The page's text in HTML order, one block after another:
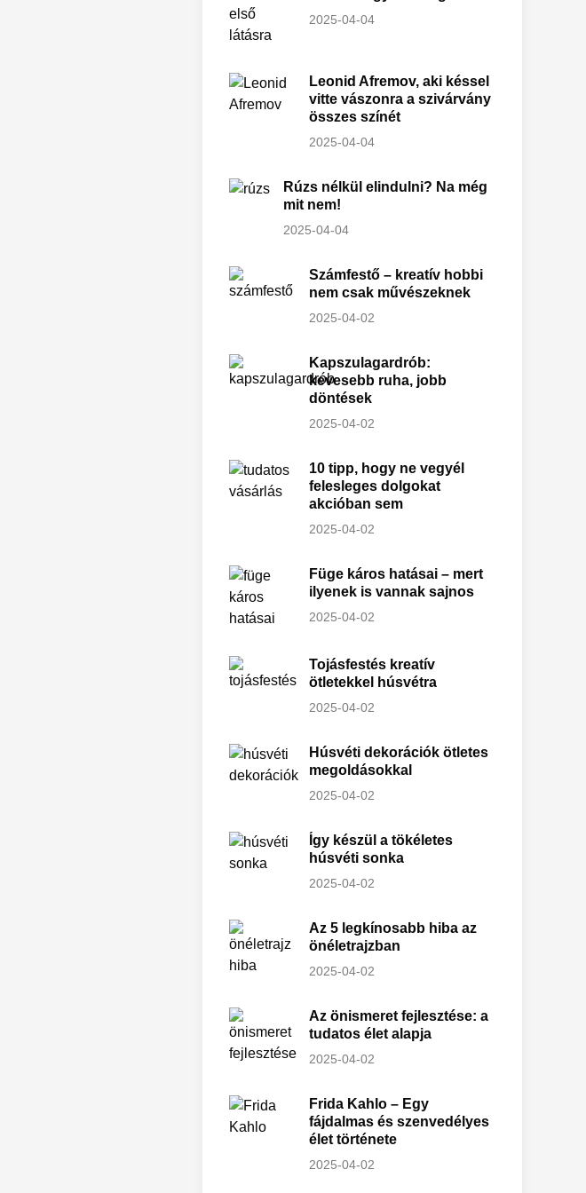
2025-04-04
Leonid Afremov, aki késsel
vitte vászonra a szivárvány
összes színét
2025-04-04
Rúzs nélkül elindulni? Na még
mit nem!
2025-04-04
Számfestő – kreatív hobbi
nem csak művészeknek
2025-04-02
Kapszulagardrób:
kevesebb ruha, jobb
döntések
2025-04-02
10 tipp, hogy ne vegyél
felesleges dolgokat
akcióban sem
2025-04-02
Füge káros hatásai – mert
ilyenek is vannak sajnos
2025-04-02
Tojásfestés kreatív
ötletekkel húsvétra
2025-04-02
Húsvéti dekorációk ötletes
megoldásokkal
2025-04-02
Így készül a tökéletes
húsvéti sonka
2025-04-02
Az 5 legkínosabb hiba az
önéletrajzban
2025-04-02
Az önismeret fejlesztése: a
tudatos élet alapja
2025-04-02
Frida Kahlo – Egy
fájdalmas és szenvedélyes
élet története
2025-04-02